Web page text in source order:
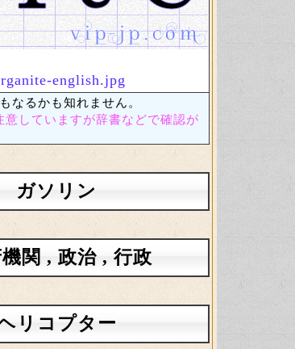
english.jpg
なるかも知れません。
していますが辞書などで確認が
ガソリン
関 , 政治 , 行政
リコプター